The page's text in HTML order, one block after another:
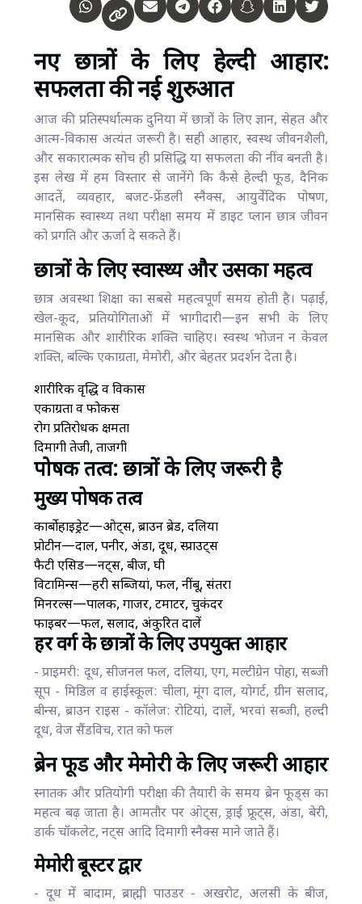
नए छात्रों के लिए हेल्दी आहार:
सफलता की नई शुरुआत
आज की प्रतिस्पर्धात्मक दुनिया में छात्रों के लिए ज्ञान, सेहत और
आत्म-विकास अत्यंत जरूरी है। सही आहार, स्वस्थ जीवनशैली,
और सकारात्मक सोच ही प्रसिद्धि या सफलता की नींव बनती है।
इस लेख में हम विस्तार से जानेंगे कि कैसे हेल्दी फूड, दैनिक
आदतें, व्यवहार, बजट-फ्रेंडली स्नैक्स, आयुर्वेदिक पोषण,
मानसिक स्वास्थ्य तथा परीक्षा समय में डाइट प्लान छात्र जीवन
को प्रगति और ऊर्जा दे सकते हैं।
छात्रों के लिए स्वास्थ्य और उसका महत्व
छात्र अवस्था शिक्षा का सबसे महत्वपूर्ण समय होती है। पढ़ाई,
खेल-कूद, प्रतियोगिताओं में भागीदारी—इन सभी के लिए
मानसिक और शारीरिक शक्ति चाहिए। स्वस्थ भोजन न केवल
शक्ति, बल्कि एकाग्रता, मेमोरी, और बेहतर प्रदर्शन देता है।
शारीरिक वृद्धि व विकास
एकाग्रता व फोकस
रोग प्रतिरोधक क्षमता
दिमागी तेजी, ताजगी
पोषक तत्व: छात्रों के लिए जरूरी है
मुख्य पोषक तत्व
कार्बोहाइड्रेट—ओट्स, ब्राउन ब्रेड, दलिया
प्रोटीन—दाल, पनीर, अंडा, दूध, स्प्राउट्स
फैटी एसिड—नट्स, बीज, घी
विटामिन्स—हरी सब्जियां, फल, नींबू, संतरा
मिनरल्स—पालक, गाजर, टमाटर, चुकंदर
फाइबर—फल, सलाद, अंकुरित दालें
हर वर्ग के छात्रों के लिए उपयुक्त आहार
- प्राइमरी: दूध, सीजनल फल, दलिया, एग, मल्टीग्रेन पोहा, सब्जी
सूप - मिडिल व हाईस्कूल: चीला, मूंग दाल, योगर्ट, ग्रीन सलाद,
बीन्स, ब्राउन राइस - कॉलेज: रोटियां, दालें, भरवां सब्जी, हल्दी
दूध, वेज सैंडविच, रात को फल
ब्रेन फूड और मेमोरी के लिए जरूरी आहार
स्नातक और प्रतियोगी परीक्षा की तैयारी के समय ब्रेन फूड्स का
महत्व बढ़ जाता है। आमतौर पर ओट्स, ड्राई फ्रूट्स, अंडा, बेरी,
डार्क चॉकलेट, नट्स आदि दिमागी स्नैक्स माने जाते हैं।
मेमोरी बूस्टर द्वार
- दूध में बादाम, ब्राह्मी पाउडर - अखरोट, अलसी के बीज,